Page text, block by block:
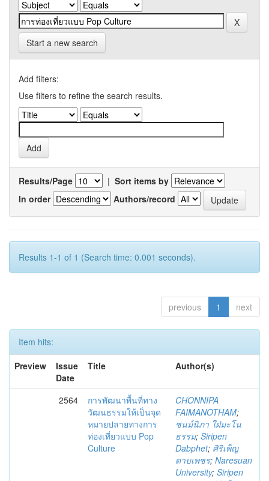
Start a new search
Add filters:
Use filters to refine the search results.
Results/Page | Sort items by
In order
Authors/record
Results 1-1 of 1 (Search time: 0.001 seconds).
previous 1 next
Item hits:
Preview
Issue
Date
Title Author(s)
2564
การพัฒนาพื้นที่ทาง
วัฒนธรรมให้เป็นจุด
หมายปลายทางการ
ท่องเที่ยวแบบ Pop
Culture
CHONNIPA
FAIMANOTHAM;
ชนม์นิภา ใฝ่มะโน
ธรรม; Siripen
Dabphet; ศิริเพ็ญ
ดาบเพชร; Naresuan
University; Siripen